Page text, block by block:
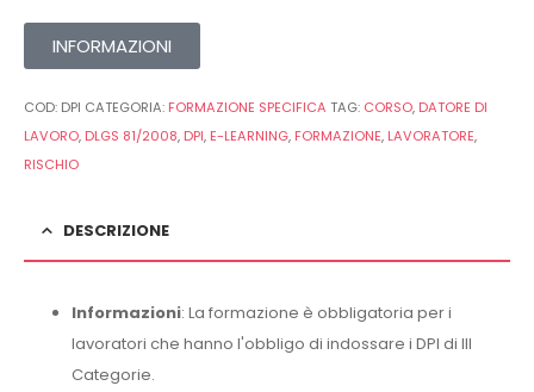
INFORMAZIONI
COD: DPI CATEGORIA: FORMAZIONE SPECIFICA TAG: CORSO, DATORE DI
LAVORO, DLGS 81/2008, DPI, E-LEARNING, FORMAZIONE, LAVORATORE,
RISCHIO
DESCRIZIONE
Informazioni: La formazione è obbligatoria per i
lavoratori che hanno l'obbligo di indossare i DPI di III
Categorie.